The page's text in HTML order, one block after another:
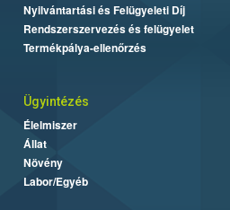
Nyilvántartási és Felügyeleti Díj
Rendszerszervezés és felügyelet
Termékpálya-ellenőrzés
Ügyintézés
Élelmiszer
Állat
Növény
Labor/Egyéb